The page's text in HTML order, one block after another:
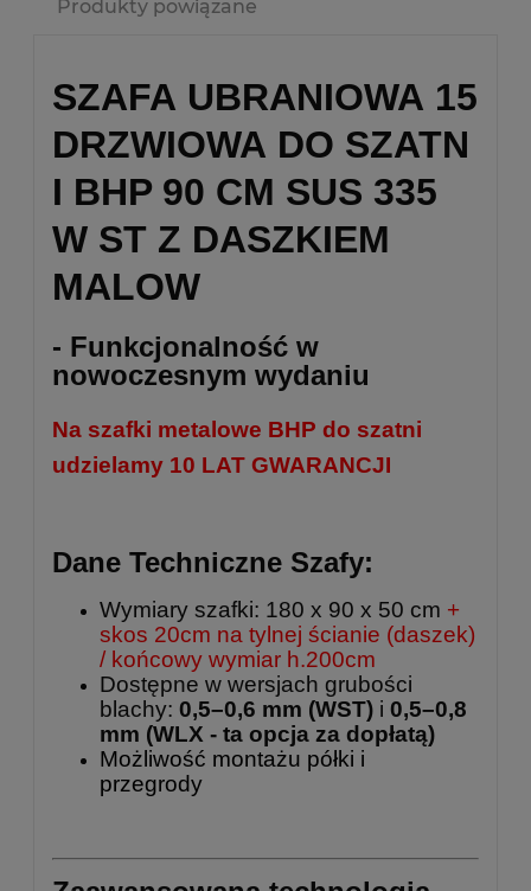
Produkty powiązane
SZAFA UBRANIOWA 15
DRZWIOWA DO SZATN
I BHP 90 CM SUS 335
W ST Z DASZKIEM
MALOW
- Funkcjonalność w
nowoczesnym wydaniu
Na szafki metalowe BHP do szatni
udzielamy 10 LAT GWARANCJI
Dane Techniczne Szafy:
Wymiary szafki: 180 x 90 x 50 cm +
skos 20cm na tylnej ścianie (daszek)
/ końcowy wymiar h.200cm
Dostępne w wersjach grubości
blachy: 0,5–0,6 mm (WST) i 0,5–0,8
mm (WLX - ta opcja za dopłatą)
Możliwość montażu półki i
przegrody